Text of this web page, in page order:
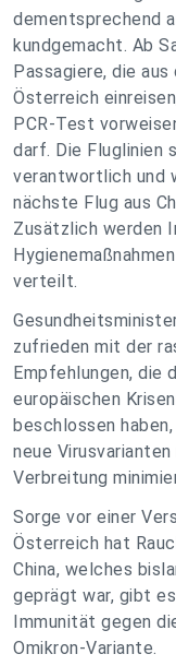
dementsprechend
kundgemacht. Ab
Passagiere, die
Österreich
PCR-Test
darf. Die Fluglinien
verantwortlich und
nächste Flug aus
Zusätzlich werden
verteilt.
zufrieden mit der
Empfehlungen, die
europäischen
beschlossen
neue
Verbreitung
Sorge vor einer
Österreich hat
China, welches
geprägt war, gibt
Immunität gegen
Omikron-Variante.